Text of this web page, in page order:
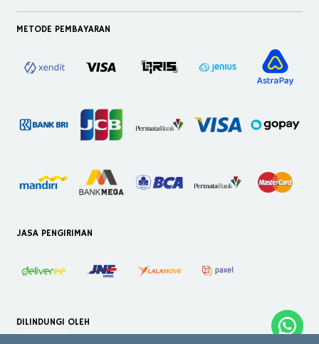
METODE PEMBAYARAN
JASA PENGIRIMAN
DILINDUNGI OLEH